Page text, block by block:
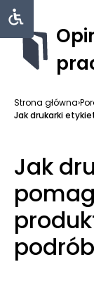
Strona główna›
Jak drukarki
Jak